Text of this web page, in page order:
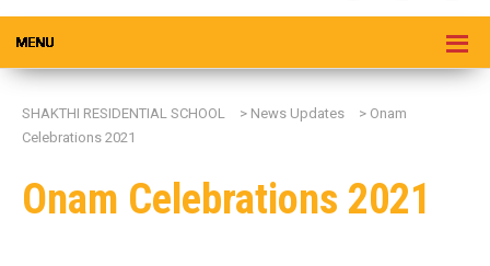
SHAKTHI RESIDENTIAL SCHOOL > News Updates > Onam
Celebrations 2021
Onam Celebrations 2021